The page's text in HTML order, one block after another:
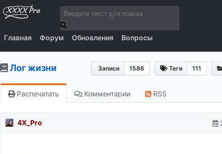
Главная Форум Обновления Вопросы
Записи 1586 Теги 111
Лог жизни
Распечатать Комментарии RSS
4X_Pro